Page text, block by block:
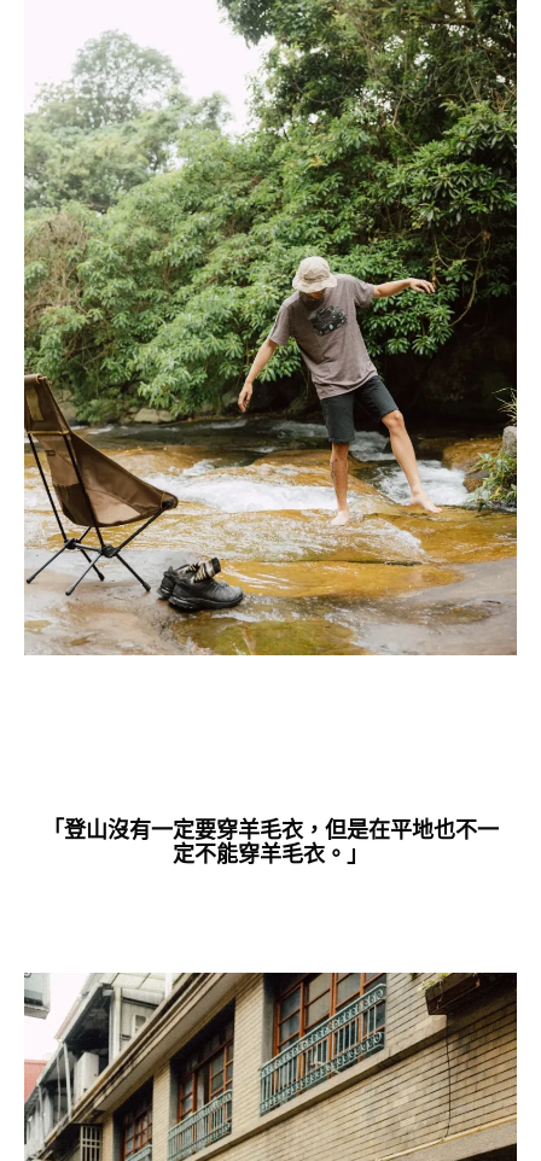
「登山沒有一定要穿羊毛衣，但是在平地也不一
定不能穿羊毛衣。」